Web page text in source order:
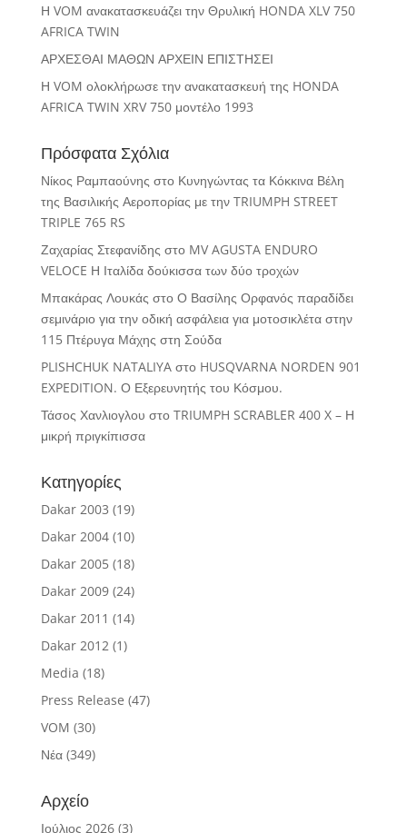
Η VOM ανακατασκευάζει την Θρυλική HONDA XLV 750
AFRICA TWIN
ΑΡΧΕΣΘΑΙ ΜΑΘΩΝ ΑΡΧΕΙΝ ΕΠΙΣΤΗΣΕΙ
Η VOM ολοκλήρωσε την ανακατασκευή της HONDA
AFRICA TWIN XRV 750 μοντέλο 1993
Πρόσφατα Σχόλια
Νίκος Ραμπαούνης στο Κυνηγώντας τα Κόκκινα Βέλη
της Βασιλικής Αεροπορίας με την TRIUMPH STREET
TRIPLE 765 RS
Ζαχαρίας Στεφανίδης στο MV AGUSTA ENDURO
VELOCE Η Ιταλίδα δούκισσα των δύο τροχών
Μπακάρας Λουκάς στο Ο Βασίλης Ορφανός παραδίδει
σεμινάριο για την οδική ασφάλεια για μοτοσικλέτα στην
115 Πτέρυγα Μάχης στη Σούδα
PLISHCHUK NATALIYAστο HUSQVARNA NORDEN 901
EXPEDITION. Ο Εξερευνητής του Κόσμου.
Τάσος Χανλιογλου στο TRIUMPH SCRABLER 400 X – Η
μικρή πριγκίπισσα
Κατηγορίες
Dakar 2003 (19)
Dakar 2004(10)
Dakar 2005(18)
Dakar 2009(24)
Dakar 2011 (14)
Dakar 2012 (1)
Media (18)
Press Release (47)
VOM (30)
Νέα(349)
Αρχείο
Ιούλιος 2026(3)